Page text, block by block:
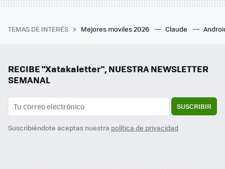
TEMAS DE INTERÉS Mejores moviles 2026 Claude
RECIBE "Xatakaletter", NUESTRA NEWSLETTER
SEMANAL
SUSCRIBIR
Suscribiéndote aceptas nuestra política de privacidad